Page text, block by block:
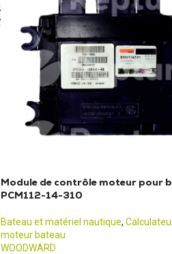
Module de contrôle moteur pour
PCM112-14-310
Bateau et matériel nautique,
moteur bateau
WOODWARD